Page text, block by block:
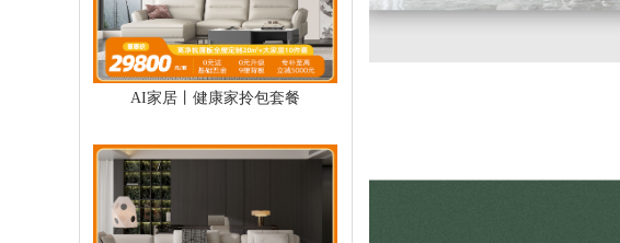
AI家居丨健康家拎包套餐